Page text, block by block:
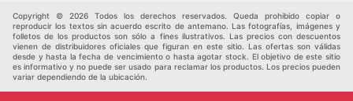
Copyright © 2026 Todos los derechos reservados. Queda prohibido copiar o
reproducir los textos sin acuerdo escrito de antemano. Las fotografías, imágenes y
folletos de los productos son sólo a fines ilustrativos. Las precios con descuentos
vienen de distribuidores oficiales que figuran en este sitio. Las ofertas son válidas
desde y hasta la fecha de vencimiento o hasta agotar stock. El objetivo de este sitio
es informativo y no puede ser usado para reclamar los productos. Los precios pueden
variar dependiendo de la ubicación.